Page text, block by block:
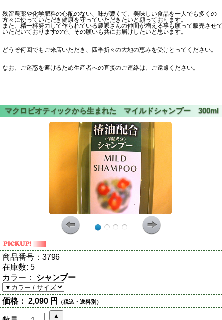
残留農薬や化学肥料の心配のない、味が濃くて、美味しい食品を一人でも多くの
方々に使っていただき健康を守っていただきたいと願っております。
また、精一杯努力して作られている農家さんの仲間が増える事も願って販売させて
いただいておりますので、その願いも共にお届けしたいと思います。
どうぞ何回でもご来店いただき、四季折々の大地の恵みを受けとってください。
なお、ご迷惑を避けるため生産者への直接のご連絡は、ご遠慮ください。
商品番号： 3796
在庫数: 5
カラー： シャンプー
価格： 2,090 円 （税込・送料別）